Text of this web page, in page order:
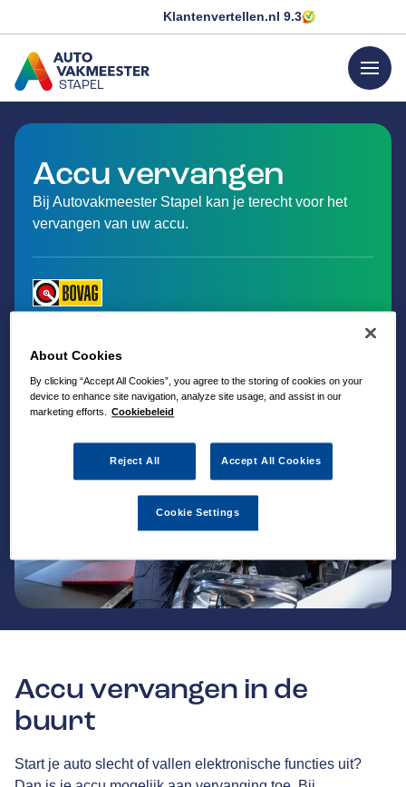
Klantenvertellen.nl 9.3
STAPEL
GA NAAR DE HOMEPAGINA
menu
Accu vervangen
Bij Autovakmeester Stapel kan je terecht voor het
vervangen van uw accu.
Accu vervangen in de
buurt
Start je auto slecht of vallen elektronische functies uit?
About Cookies
By clicking “Accept All Cookies”, you agree to the storing of cookies on your
device to enhance site navigation, analyze site usage, and assist in our
marketing efforts. Cookiebeleid
Reject All Accept All Cookies
Cookie Settings